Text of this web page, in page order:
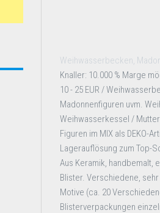
Weihwasserbecken,
Knaller: 10.000 % Marge
10 - 25 EUR /
Madonnenfiguren uvm.
Weihwasserkessel /
Figuren im MIX als DEKO-
Lagerauflösung zum Top-
Aus Keramik, handbemalt,
Blister. Verschiedene,
Motive (ca. 20
Blisterverpackungen